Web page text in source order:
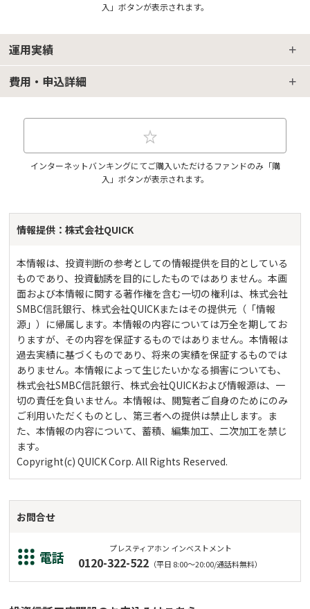
入」ボタンが表示されます。
運用実績
費用・申込詳細
インターネットバンキングにてご購入いただけるファンドのみ「購
入」ボタンが表示されます。
情報提供：株式会社QUICK
本情報は、投資判断の参考としての情報提供を目的としている
ものであり、投資勧誘を目的にしたものではありません。本画
面および本情報に関する著作権を含む一切の権利は、株式会社
SMBC信託銀行、株式会社QUICKまたはその提供元（「情報
源」）に帰属します。本情報の内容については万全を期してお
りますが、その内容を保証するものではありません。本情報は
過去実績に基づくものであり、将来の実績を保証するものでは
ありません。本情報によって生じたいかなる損害についても、
株式会社SMBC信託銀行、株式会社QUICKおよび情報源は、一
切の責任を負いません。本情報は、閲覧者ご自身のためにのみ
ご利用いただくものとし、第三者への提供は禁止します。ま
た、本情報の内容について、蓄積、編集加工、二次加工を禁じ
ます。
Copyright(c) QUICK Corp. All Rights Reserved.
お問合せ
電話 プレスティアホン インベストメント
0120-322-522 （平日 8:00～20:00/通話料無料）